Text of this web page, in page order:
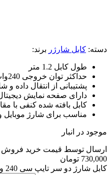
دسته: کابل شارژر برند:
طول کابل 1.2 متر
حداکثر توان خروجی 240وات
پشتیبانی از انتقال داده و
دارای صفحه نمایش
کابل بافته شده کنفی با
مناسب برای شارژ
موجود در انبار
ارسال توسط قیمت خرید فروش
730,000 تومان